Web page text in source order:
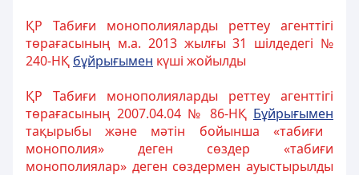
ҚР Табиғи монополияларды реттеу агенттігі
төрағасының м.а. 2013 жылғы 31 шілдедегі №
240-НҚ бұйрығымен күші жойылды
ҚР Табиғи монополияларды реттеу агенттігі
төрағасының 2007.04.04 № 86-НҚ Бұйрығымен
тақырыбы және мәтін бойынша «табиғи
монополия» деген сөздер «табиғи
монополиялар» деген сөздермен ауыстырылды